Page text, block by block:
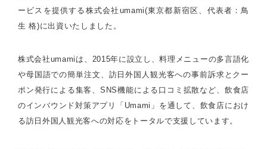
ービスを提供する株式会社umami(東京都新宿区、代表者：鳥
生 格)に出資いたしました。
株式会社umamiは、2015年に設立し、料理メニューの多言語化
や母国語での簡単注文、訪日外国人観光客への事前訴求とクー
ポン発行による集客、SNS機能による口コミ拡散など、飲食店
のインバウンド対策アプリ「Umami」を通して、飲食店におけ
る訪日外国人観光客への対応をトータルで支援しています。